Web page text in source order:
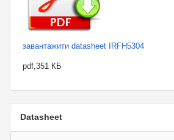
завантажити datasheet IRFH5304
pdf,351 КБ
Datasheet